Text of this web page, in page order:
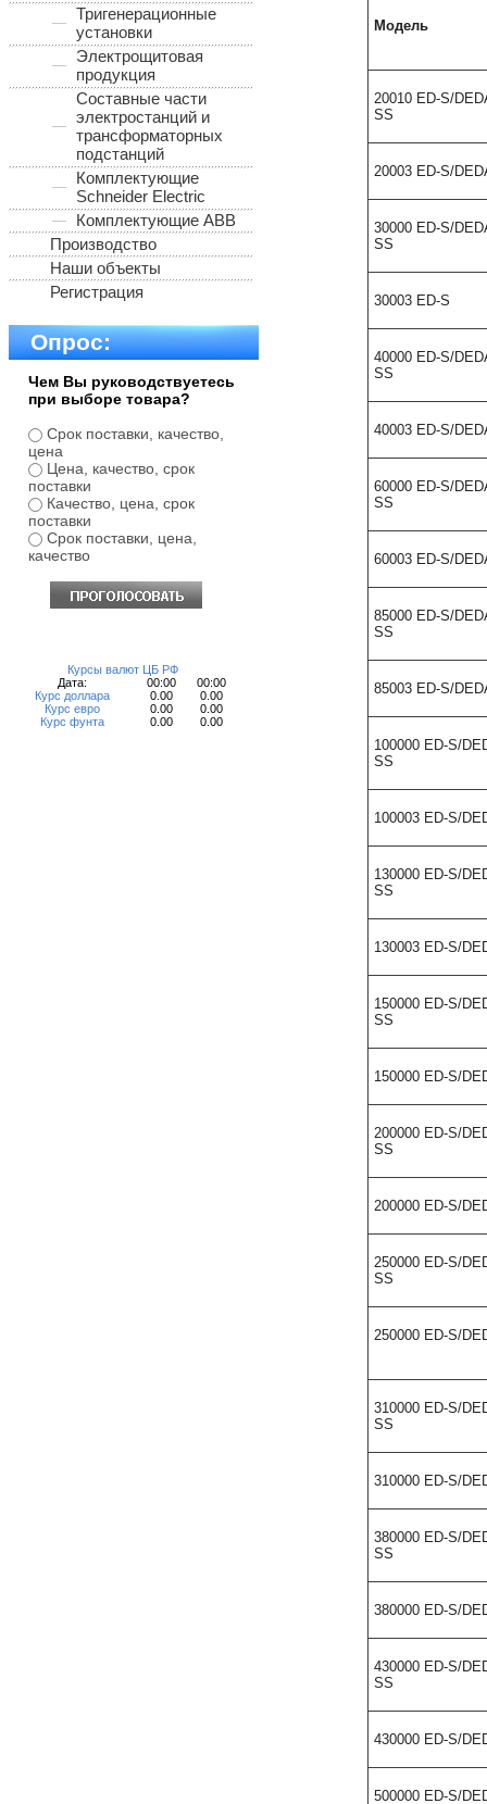
Модель
20010 ED-S/
SS
20003 ED-S/
30000 ED-S/
SS
30003 ED-S
40000 ED-S/
SS
40003 ED-S/
60000 ED-S/
SS
60003 ED-S/
85000 ED-S/
SS
85003 ED-S/
100000 ED-S/
SS
100003 ED-S/
130000 ED-S/
SS
130003 ED-S/
150000 ED-S/
SS
150000 ED-S/
200000 ED-S/
SS
200000 ED-S/
250000 ED-S/
SS
250000 ED-S/
310000 ED-S/
SS
310000 ED-S/
380000 ED-S/
SS
380000 ED-S/
430000 ED-S/
SS
430000 ED-S/
500000 ED-S/
Тригенерационные
установки
Электрощитовая
продукция
Составные части
электростанций и
трансформаторных
подстанций
Комплектующие
Schneider Electric
Комплектующие ABB
Производство
Наши объекты
Регистрация
Опрос:
Чем Вы руководствуетесь
при выборе товара?
Срок поставки, качество,
цена
Цена, качество, срок
поставки
Качество, цена, срок
поставки
Срок поставки, цена,
качество
Курсы валют ЦБ РФ
Дата:
00:00
00:00
Курс доллара
0.00
0.00
Курс евро
0.00
0.00
Курс фунта
0.00 0.00